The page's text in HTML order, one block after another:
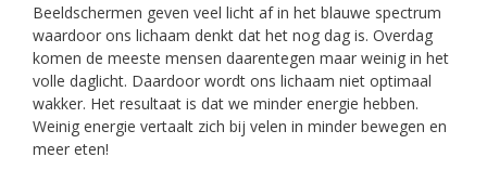
Beeldschermen geven veel licht af in het blauwe spectrum
waardoor ons lichaam denkt dat het nog dag is. Overdag
komen de meeste mensen daarentegen maar weinig in het
volle daglicht. Daardoor wordt ons lichaam niet optimaal
wakker. Het resultaat is dat we minder energie hebben.
Weinig energie vertaalt zich bij velen in minder bewegen en
meer eten!